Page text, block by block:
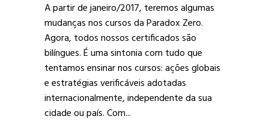
A partir de janeiro/2017, teremos algumas
mudanças nos cursos da Paradox Zero.
Agora, todos nossos certificados são
bilíngues. É uma sintonia com tudo que
tentamos ensinar nos cursos: ações globais
e estratégias verificáveis adotadas
internacionalmente, independente da sua
cidade ou país. Com...